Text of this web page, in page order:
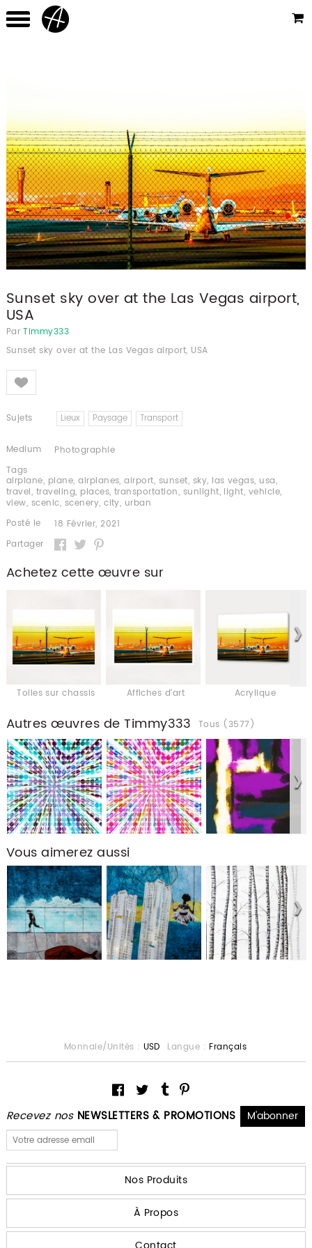
Sunset sky over at the Las Vegas airport,
USA
Par Timmy333
Sunset sky over at the Las Vegas airport, USA
Like
Sujets Lieux Paysage Transport
Medium
Photographie
Tags
airplane, plane,airplanes,airport, sunset, sky, las vegas, usa,
travel, traveling, places, transportation, sunlight, light, vehicle,
view, scenic, scenery,city, urban
Posté le
18 Février, 2021
Partager
Achetez cette œuvre sur
Toiles sur chassis Affiches d'art Acrylique
Autres œuvres de Timmy333 Tous (3577)
Vous aimerez aussi
Recevez nos NEWSLETTERS & PROMOTIONS
Monnaie/Unités : USD Langue : Français
Nos Produits
À Propos